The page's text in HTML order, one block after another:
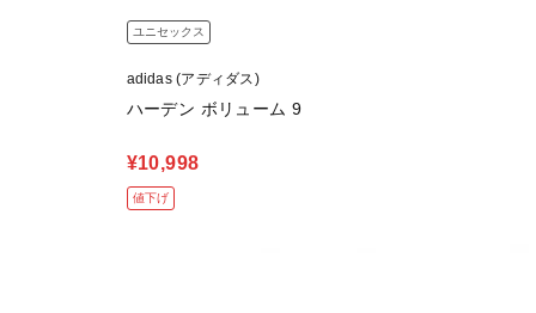
ユニセックス
adidas (アディダス)
ハーデン ボリューム 9
¥10,998
値下げ